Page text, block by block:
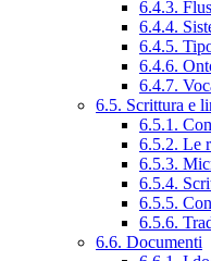
6.4.3.
6.4.4.
6.4.5.
6.4.6.
6.4.7.
6.5. Scrittura e
6.5.1.
6.5.2. Le
6.5.3.
6.5.4.
6.5.5.
6.5.6.
6.6. Documenti